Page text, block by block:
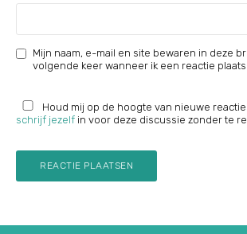
Mijn naam, e-mail en site bewaren in deze
volgende keer wanneer ik een reactie plaats.
Houd mij op de hoogte van nieuwe
schrijf jezelf in voor deze discussie zonder te